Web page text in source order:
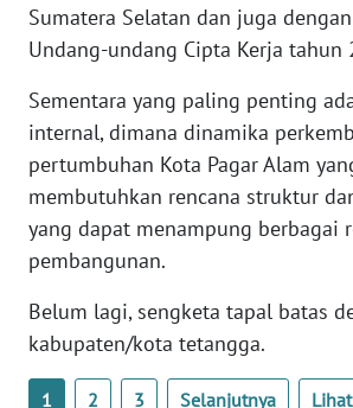
Sumatera Selatan dan juga
Undang-undang Cipta Kerja tahun
Sementara yang paling penting
internal, dimana dinamika
pertumbuhan Kota Pagar Alam
membutuhkan rencana struktur
yang dapat menampung berbagai
pembangunan.
Belum lagi, sengketa tapal batas
kabupaten/kota tetangga.
1 2 3 Selanjutnya
WN
JAMBI
WN
SULTRA
WN
NTB
SULTENG
WN
SULBAR